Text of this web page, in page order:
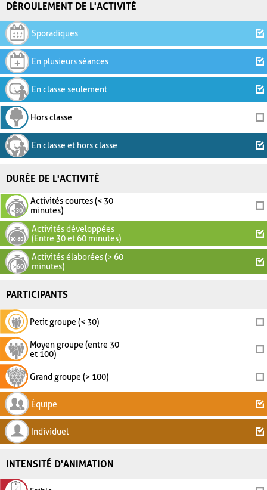
DÉROULEMENT DE L'ACTIVITÉ
Sporadiques
En plusieurs séances
En classe seulement
Hors classe
En classe et hors classe
DURÉE DE L'ACTIVITÉ
Activités courtes (< 30
minutes)
Activités développées
(Entre 30 et 60 minutes)
Activités élaborées (> 60
minutes)
PARTICIPANTS
Petit groupe (< 30)
Moyen groupe (entre 30
et 100)
Grand groupe (> 100)
Équipe
Individuel
INTENSITÉ D'ANIMATION